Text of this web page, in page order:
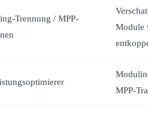
Trennung / MPP-
Module
MPP-